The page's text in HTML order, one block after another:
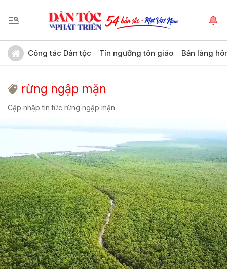
Công tác Dân tộc Tín ngưỡng tôn giáo Bản làng
rừng ngập mặn
Cập nhập tin tức rừng ngập mặn